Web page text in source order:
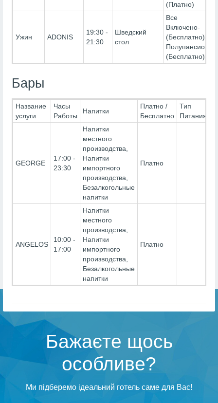
(Платно)
Ужин ADONIS
19:30 -
21:30
Шведский
стол
Все
Включено-
(Бесплатно),
Полупансион-
(Бесплатно)
Бары
Название
услуги
Часы
Работы
Напитки
Платно /
Бесплатно
Тип
Питания
GEORGE
17:00 -
23:30
Напитки
местного
производства,
Напитки
импортного
производства,
Безалкогольные
напитки
Платно
ANGELOS
10:00 -
17:00
Напитки
местного
производства,
Напитки
импортного
производства,
Безалкогольные
напитки
Платно
Бажаєте щось
особливе?
Ми підберемо ідеальний готель саме для Вас!